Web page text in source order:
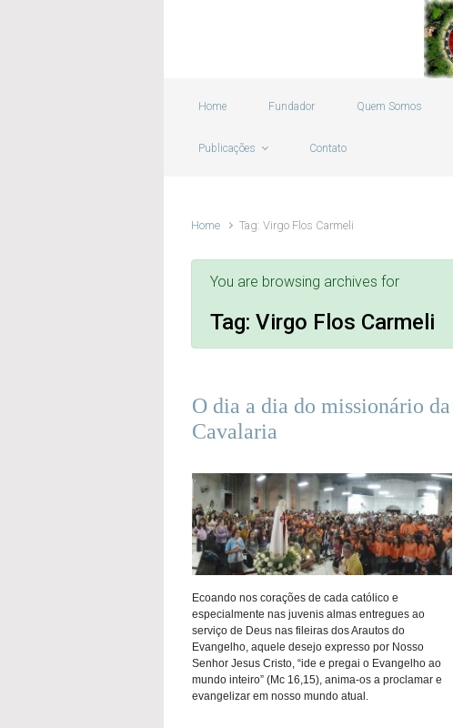
Home Fundador Quem Somos
Publicações Contato
Home Tag: Virgo Flos Carmeli
You are browsing archives for
Tag: Virgo Flos Carmeli
O dia a dia do missionário da
Cavalaria
Ecoando nos corações de cada católico e
especialmente nas juvenis almas entregues ao
serviço de Deus nas fileiras dos Arautos do
Evangelho, aquele desejo expresso por Nosso
Senhor Jesus Cristo, “ide e pregai o Evangelho ao
mundo inteiro” (Mc 16,15), anima-os a proclamar e
evangelizar em nosso mundo atual.